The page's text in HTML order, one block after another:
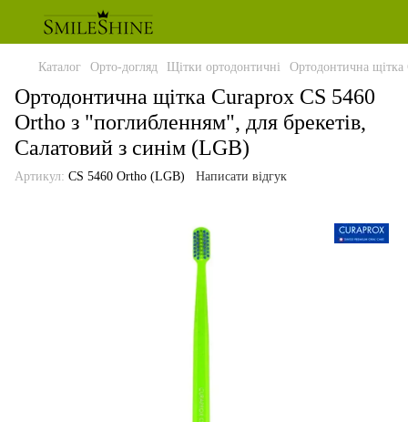
Каталог Орто-догляд Щітки ортодонтичні Ортодонтична
Ортодонтична щітка Curaprox CS 5460
Ortho з "поглибленням", для брекетів,
Салатовий з синім (LGB)
Артикул: CS 5460 Ortho (LGB) Написати відгук